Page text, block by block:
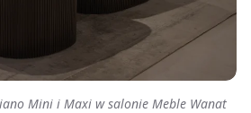
Mini i Maxi w salonie Meble Wanat